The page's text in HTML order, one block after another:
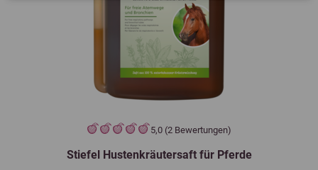
5,0 (2 Bewertungen)
Stiefel Hustenkräutersaft für Pferde